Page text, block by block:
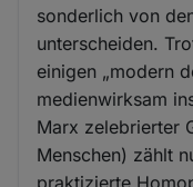
sonderlich von
unterscheiden.
einigen „modern
medienwirksam
Marx zelebrierter
Menschen) zählt
praktizierte